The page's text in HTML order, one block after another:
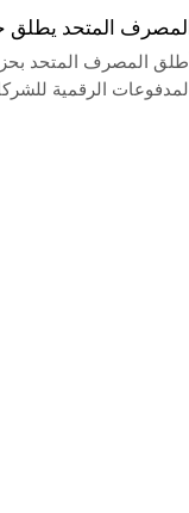
المصرف المتحد يطلق
أطلق المصرف المتحد
المدفوعات الرقمية